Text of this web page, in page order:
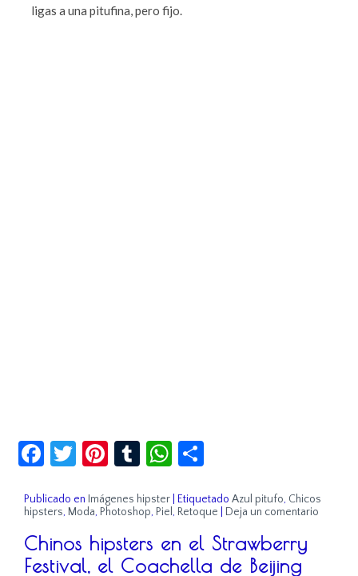
ligas a una pitufina, pero fijo.
Facebook
Twitter
Pinterest
TumblrWhatsApp
Publicado en Imágenes hipster |Etiquetado Azul pitufo, Chicos
hipsters, Moda, Photoshop, Piel, Retoque Deja un comentario
Chinos hipsters en el Strawberry
Festival, el Coachella de Beijing